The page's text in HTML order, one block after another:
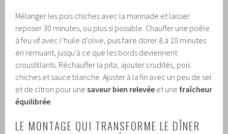
Mélanger les pois chiches avec la marinade et laisser
reposer 30 minutes, ou plus si possible. Chauffer une poêle
à feu vif avec l’huile d’olive, puis faire dorer 8 à 10 minutes
en remuant, jusqu’à ce que les bords deviennent
croustillants. Réchauffer la pita, ajouter crudités, pois
chiches et sauce blanche. Ajuster à la fin avec un peu de sel
et de citron pour unesaveur bien relevée et une fraîcheur
équilibrée.
LE MONTAGE QUI TRANSFORME LE DÎNER